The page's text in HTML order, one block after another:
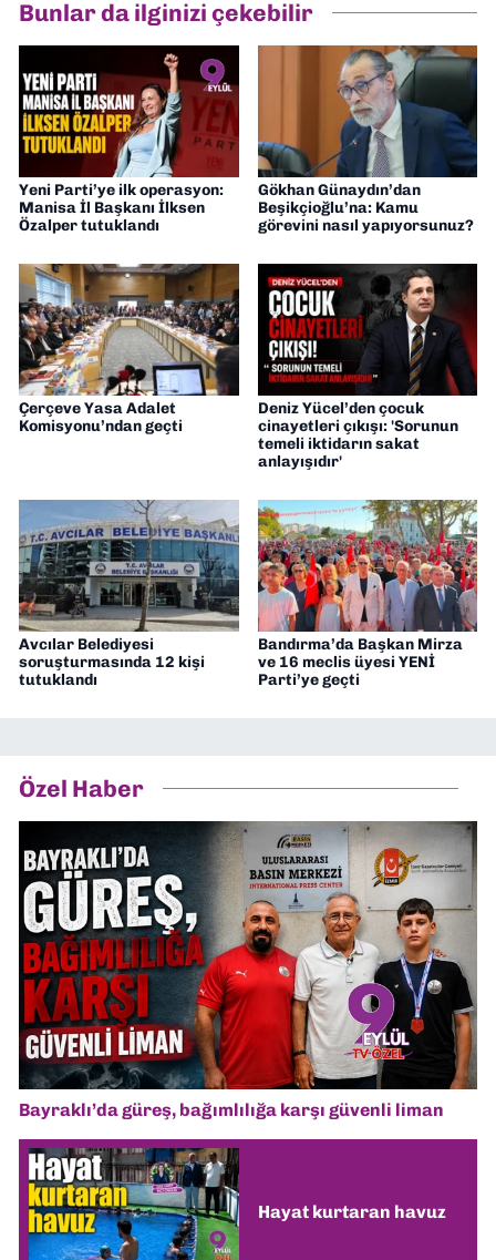
muhabirliği yapıyorum.
Bunlar da ilginizi çekebilir
Yeni Parti’ye ilk operasyon:
Manisa İl Başkanı İlksen
Özalper tutuklandı
Gökhan Günaydın’dan
Beşikçioğlu’na: Kamu
görevini nasıl yapıyorsunuz?
Çerçeve Yasa Adalet
Komisyonu’ndan geçti
Deniz Yücel’den çocuk
cinayetleri çıkışı: 'Sorunun
temeli iktidarın sakat
anlayışıdır'
Avcılar Belediyesi
soruşturmasında 12 kişi
tutuklandı
Bandırma’da Başkan Mirza
ve 16 meclis üyesi YENİ
Parti’ye geçti
Özel Haber
Bayraklı’da güreş, bağımlılığa karşı güvenli liman
Hayat kurtaran havuz